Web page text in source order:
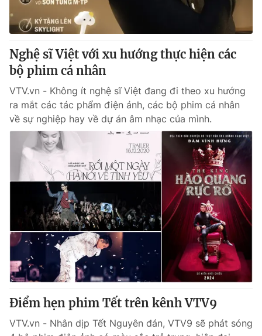
® Cấm sao chép dưới mọi hình thức nếu không có sự chấp
thông tin từ website này.
Nghệ sĩ Việt với xu hướng thực hiện các
bộ phim cá nhân
VTV.vn - Không ít nghệ sĩ Việt đang đi theo xu hướng
ra mắt các tác phẩm điện ảnh, các bộ phim cá nhân
về sự nghiệp hay về dự án âm nhạc của mình.
Điểm hẹn phim Tết trên kênh VTV9
VTV.vn - Nhân dịp Tết Nguyên đán, VTV9 sẽ phát sóng